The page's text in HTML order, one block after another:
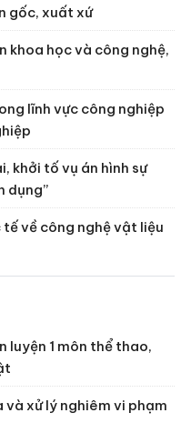
gốc, xuất xứ
khoa học và công nghệ,
lĩnh vực công nghiệp
khởi tố vụ án hình sự
dụng”
về công nghệ vật liệu
luyện 1 môn thể thao,
và xử lý nghiêm vi phạm